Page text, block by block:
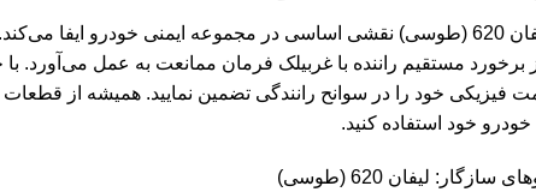
ایربگ فرمان لیفان 620 (طوسی) نقشی اساسی در مجموعه ایمنی خودرو ایفا
برخورد مستقیم راننده با غربیلک فرمان ممانعت به عمل می‌آورد. با
فیزیکی خود را در سوانح رانندگی تضمین نمایید. همیشه از قطعات
خود استفاده کنید.
لیفان 620 (طوسی)